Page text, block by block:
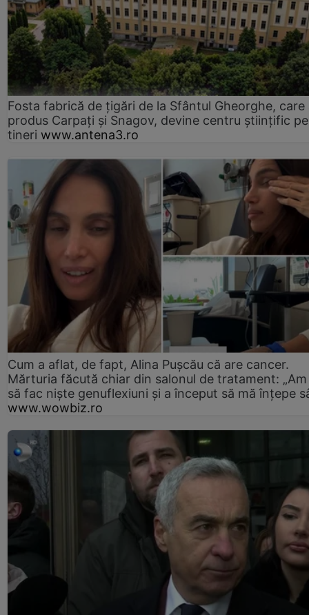
Fosta fabrică de țigări de la Sfântul Gheorghe, care
produs Carpați și Snagov, devine centru științific
tineri www.antena3.ro
Cum a aflat, de fapt, Alina Pușcău că are cancer.
Mărturia făcută chiar din salonul de tratament:
să fac niște genuflexiuni și a început să mă înțepe
www.wowbiz.ro